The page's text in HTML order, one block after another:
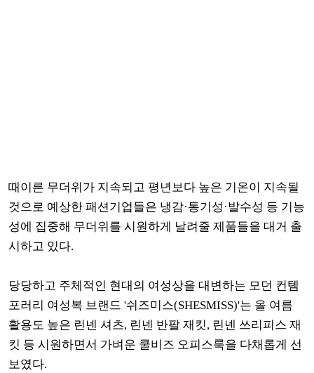
때이른 무더위가 지속되고 평년보다 높은 기온이 지속될
것으로 예상한 패션기업들은 냉감·통기성·발수성 등 기능
성에 집중해 무더위를 시원하게 날려줄 제품들을 대거 출
시하고 있다.
당당하고 주체적인 현대의 여성상을 대변하는 모던 컨템
포러리 여성복 브랜드 '쉬즈미스(SHESMISS)'는 올 여름
활용도 높은 린넨 셔츠, 린넨 반팔 재킷, 린넨 쓰리피스 재
킷 등 시원하면서 가벼운 쿨비즈 오피스룩을 다채롭게 선
보였다.